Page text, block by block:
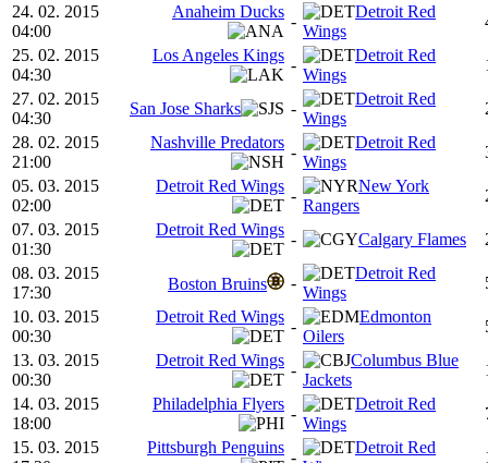
24. 02. 2015
04:00
Anaheim Ducks
-
Detroit Red
Wings
25. 02. 2015
04:30
Los Angeles Kings
-
Detroit Red
Wings
27. 02. 2015
04:30
San Jose Sharks -
Detroit Red
Wings
28. 02. 2015
21:00
Nashville Predators
-
Detroit Red
Wings
05. 03. 2015
02:00
Detroit Red Wings
-
New York
Rangers
07. 03. 2015
01:30
Detroit Red Wings
- Calgary Flames
08. 03. 2015
17:30
Boston Bruins -
Detroit Red
Wings
10. 03. 2015
00:30
Detroit Red Wings
-
Edmonton
Oilers
13. 03. 2015
00:30
Detroit Red Wings
-
Columbus Blue
Jackets
14. 03. 2015
18:00
Philadelphia Flyers
-
Detroit Red
Wings
15. 03. 2015
Pittsburgh Penguins
-
Detroit Red